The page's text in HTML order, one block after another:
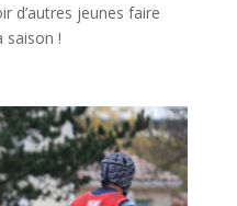
d’autres jeunes faire
saison !